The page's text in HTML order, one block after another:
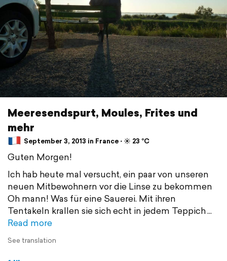
Meeresendspurt, Moules, Frites und
mehr
September 3, 2013 in France ⋅ ☀️ 23 °C
Guten Morgen!
Ich hab heute mal versucht, ein paar von unseren
neuen Mitbewohnern vor die Linse zu bekommen
Oh mann! Was für eine Sauerei. Mit ihren
Tentakeln krallen sie sich echt in jedem Teppich
Read more
See translation